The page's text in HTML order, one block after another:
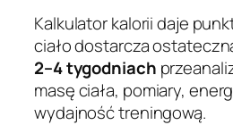
Kalkulator kalorii daje
ciało dostarcza
2–4 tygodniach
masę ciała, pomiary,
wydajność treningową.